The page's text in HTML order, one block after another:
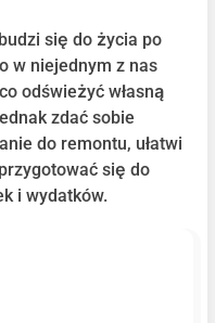
się do życia po
w niejednym z nas
odświeżyć własną
zdać sobie
do remontu, ułatwi
się do
i wydatków.